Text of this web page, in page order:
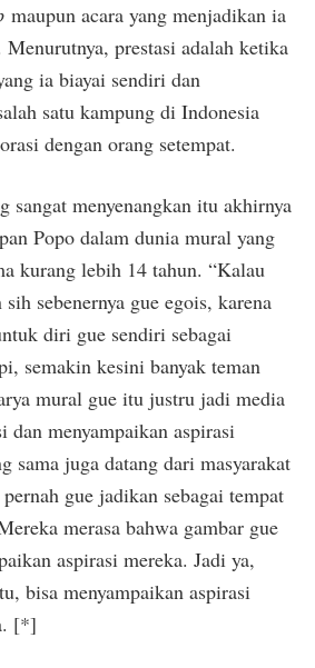
maupun acara yang menjadikan ia
Menurutnya, prestasi adalah ketika
ia biayai sendiri dan
satu kampung di Indonesia
dengan orang setempat.
sangat menyenangkan itu akhirnya
Popo dalam dunia mural yang
kurang lebih 14 tahun. “Kalau
sebenernya gue egois, karena
diri gue sendiri sebagai
semakin kesini banyak teman
mural gue itu justru jadi media
dan menyampaikan aspirasi
sama juga datang dari masyarakat
gue jadikan sebagai tempat
merasa bahwa gambar gue
aspirasi mereka. Jadi ya,
bisa menyampaikan aspirasi
[*]